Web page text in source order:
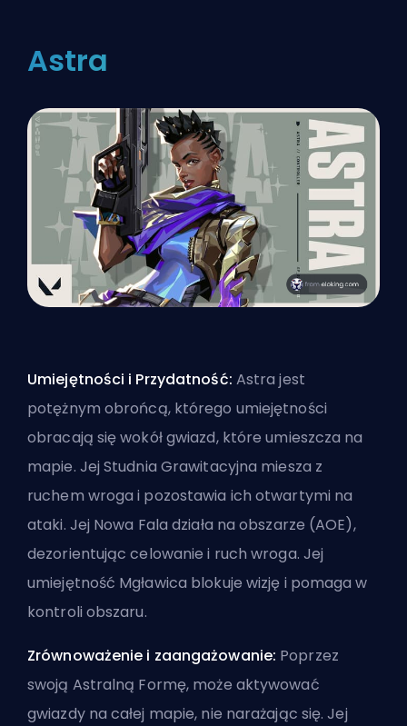
Astra
Umiejętności i Przydatność: Astra jest
potężnym obrońcą, którego umiejętności
obracają się wokół gwiazd, które umieszcza na
mapie. Jej Studnia Grawitacyjna miesza z
ruchem wroga i pozostawia ich otwartymi na
ataki. Jej Nowa Fala działa na obszarze (AOE),
dezorientując celowanie i ruch wroga. Jej
umiejętność Mgławica blokuje wizję i pomaga w
kontroli obszaru.
Zrównoważenie i zaangażowanie: Poprzez
swoją Astralną Formę, może aktywować
gwiazdy na całej mapie, nie narażając się. Jej